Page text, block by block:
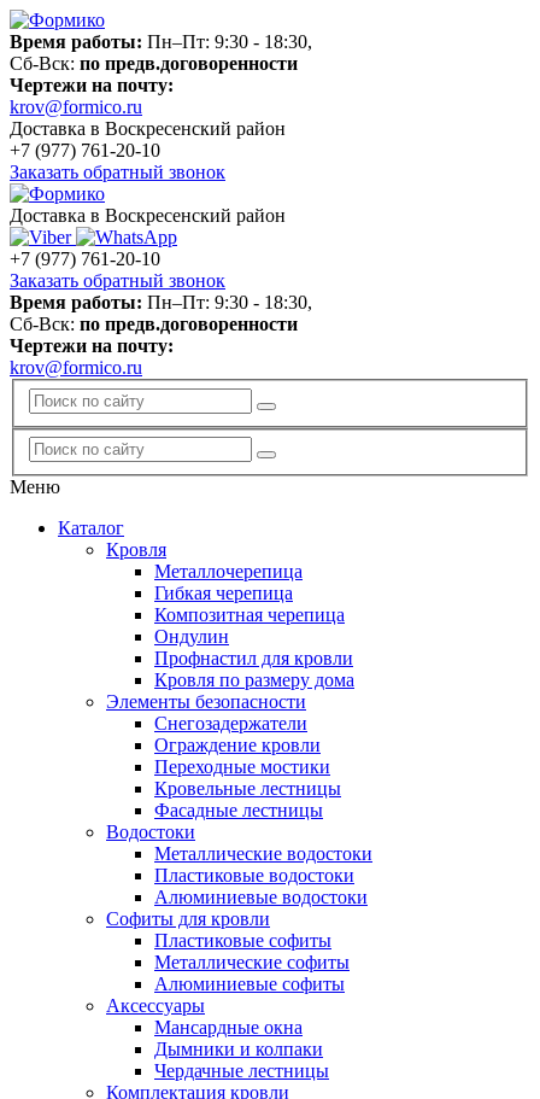
Время работы: Пн–Пт: 9:30 - 18:30,
Сб-Вск: по предв.договоренности
Чертежи на почту:
krov@formico.ru
Доставка в Воскресенский район
+7 (977) 761-20-10
Заказать обратный звонок
Доставка в Воскресенский район
+7 (977) 761-20-10
Заказать обратный звонок
Время работы: Пн–Пт: 9:30 - 18:30,
Сб-Вск: по предв.договоренности
Чертежи на почту:
krov@formico.ru
Меню
Каталог
Кровля
Металлочерепица
Гибкая черепица
Композитная черепица
Ондулин
Профнастил для кровли
Кровля по размеру дома
Элементы безопасности
Снегозадержатели
Ограждение кровли
Переходные мостики
Кровельные лестницы
Фасадные лестницы
Водостоки
Металлические водостоки
Пластиковые водостоки
Алюминиевые водостоки
Софиты для кровли
Пластиковые софиты
Металлические софиты
Алюминиевые софиты
Аксессуары
Мансардные окна
Дымники и колпаки
Чердачные лестницы
Комплектация кровли